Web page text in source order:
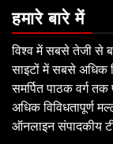
हमारे बारे में
विश्व में सबसे तेजी से
साइटों में सबसे अधिक
समर्पित पाठक वर्ग
अधिक विविधतापूर्ण
ऑनलाइन संपादकीय